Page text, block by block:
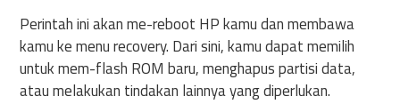
Perintah ini akan me-reboot HP kamu dan membawa
kamu ke menu recovery. Dari sini, kamu dapat memilih
untuk mem-flash ROM baru, menghapus partisi data,
atau melakukan tindakan lainnya yang diperlukan.